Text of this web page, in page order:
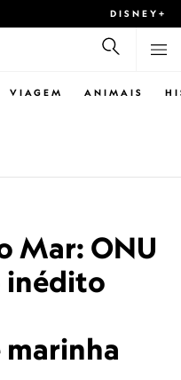
DISNEY+
VIAGEM ANIMAIS
Mar: ONU
inédito